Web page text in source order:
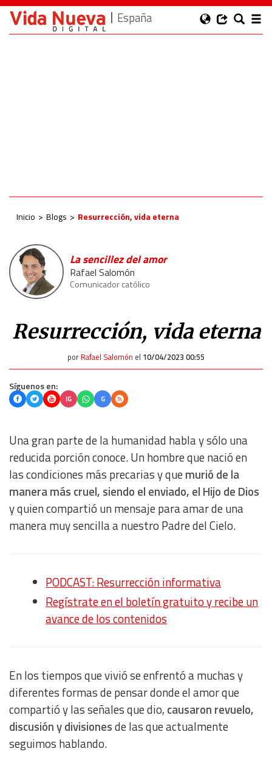
España
Inicio Blogs Resurrección, vida eterna
La sencillez del amor
Rafael Salomón
Comunicador católico
Resurrección, vida eterna
por Rafael Salomón el 10/04/2023 00:55
Síguenos en:
IG G
Una gran parte de la humanidad habla y sólo una
reducida porción conoce. Un hombre que nació en
las condiciones más precarias y quemurió de la
manera más cruel, siendo el enviado, el Hijo de Dios
y quien compartió un mensaje para amar de una
manera muy sencilla a nuestro Padre del Cielo.
PODCAST: Resurrección informativa
Regístrate en el boletín gratuito y recibe un
avance de los contenidos
En los tiempos que vivió se enfrentó a muchas y
diferentes formas de pensar donde el amor que
compartió y las señales que dio, causaron revuelo,
discusión y divisionesde las que actualmente
seguimos hablando.